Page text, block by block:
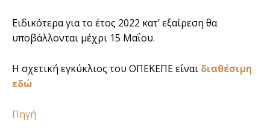
Ειδικότερα για το έτος 2022 κατ’ εξαίρεση θα
υποβάλλονται μέχρι 15 Μαΐου.
Η σχετική εγκύκλιος του ΟΠΕΚΕΠΕ είναι διαθέσιμη
εδώ
Πηγή